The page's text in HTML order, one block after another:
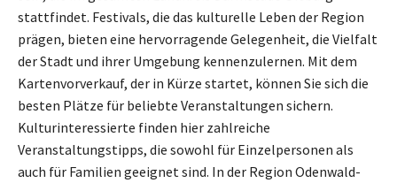
stattfindet. Festivals, die das kulturelle Leben der Region
prägen, bieten eine hervorragende Gelegenheit, die Vielfalt
der Stadt und ihrer Umgebung kennenzulernen. Mit dem
Kartenvorverkauf, der in Kürze startet, können Sie sich die
besten Plätze für beliebte Veranstaltungen sichern.
Kulturinteressierte finden hier zahlreiche
Veranstaltungstipps, die sowohl für Einzelpersonen als
auch für Familien geeignet sind. In der Region Odenwald-